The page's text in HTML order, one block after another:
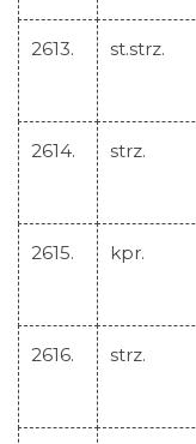
2613. st.strz.
2614. strz.
2615. kpr.
2616. strz.